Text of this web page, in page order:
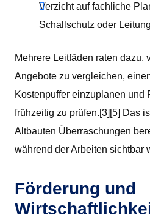
Verzicht auf fachliche
Schallschutz oder
Mehrere Leitfäden raten dazu,
Angebote zu vergleichen,
Kostenpuffer einzuplanen und
frühzeitig zu prüfen.[3][5] Das
Altbauten Überraschungen
während der Arbeiten sichtbar
Förderung und